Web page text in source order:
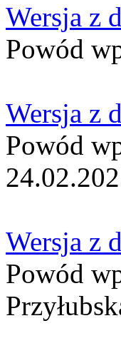
Wersja z
Powód
Wersja z
Powód
Wersja z
Powód